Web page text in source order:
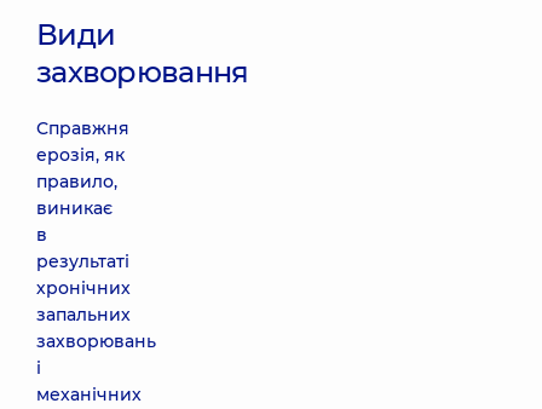
Види
захворювання
Справжня
ерозія, як
правило,
виникає
в
результаті
хронічних
запальних
захворювань
і
механічних